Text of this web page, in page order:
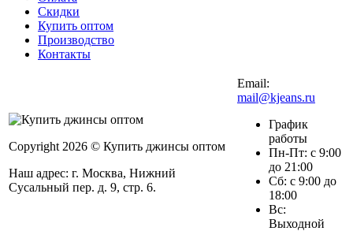
Скидки
Купить оптом
Производство
Контакты
Copyright 2026 © Купить джинсы оптом
Наш адрес: г. Москва, Нижний
Сусальный пер. д. 9, стр. 6.
Email:
mail@kjeans.ru
График
работы
Пн-Пт: с 9:00
до 21:00
Сб: с 9:00 до
18:00
Вс:
Выходной